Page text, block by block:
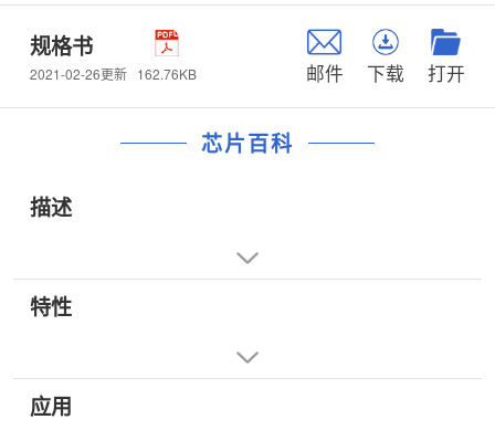
规格书
2021-02-26更新 162.76KB 邮件 下载 打开
芯片百科
描述
特性
应用